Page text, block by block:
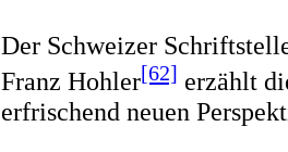
Der Schweizer
Franz Hohler[62] erzählt
erfrischend neuen